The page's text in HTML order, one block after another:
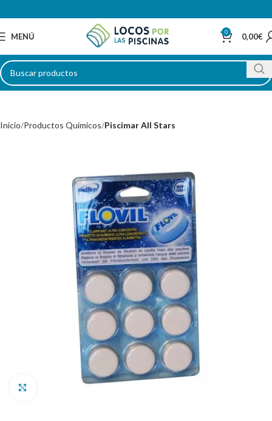
MENÚ 0 0,00€
Inicio Productos Químicos Piscimar All Stars
Clic para ampliar